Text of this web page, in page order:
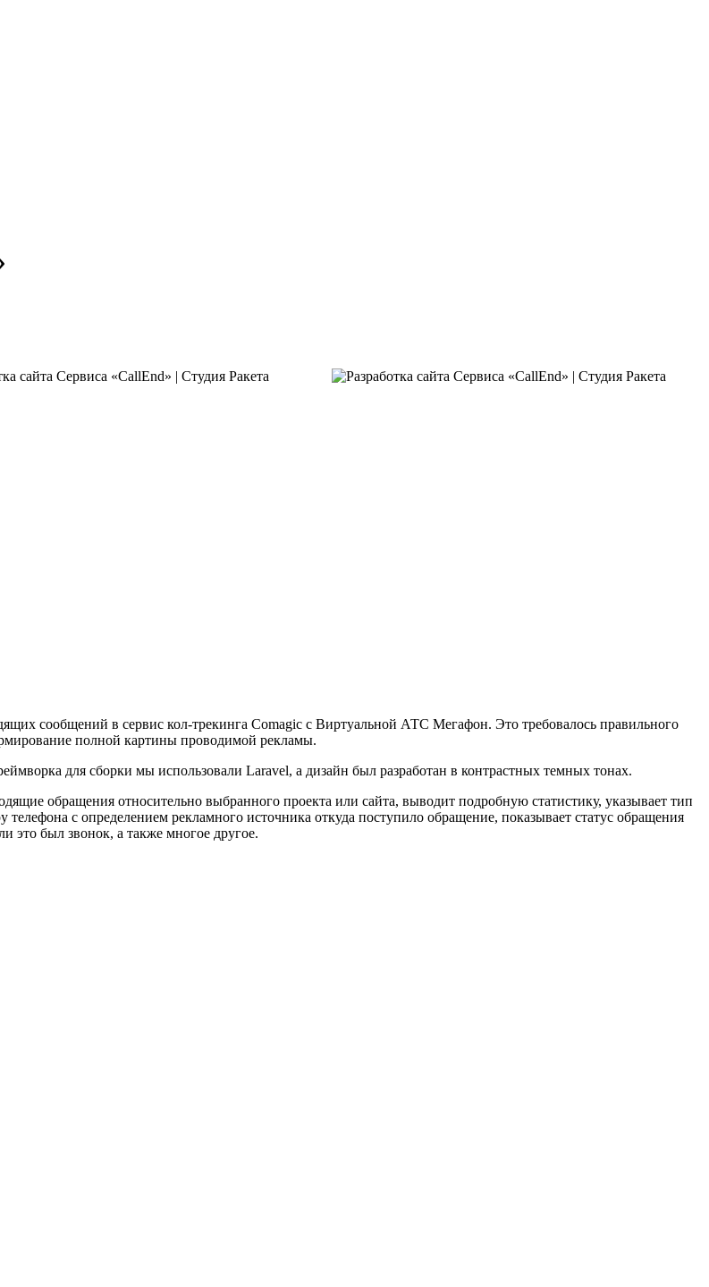
сообщений в сервис кол-трекинга Comagic с Виртуальной АТС Мегафон. Это требовалось правильного
полной картины проводимой рекламы.
для сборки мы использовали Laravel, а дизайн был разработан в контрастных темных тонах.
обращения относительно выбранного проекта или сайта, выводит подробную статистику, указывает тип
с определением рекламного источника откуда поступило обращение, показывает статус обращения
это был звонок, а также многое другое.